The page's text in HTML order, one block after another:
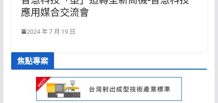
應用媒合交流會
2024 年 7 月 19 日
焦點專案